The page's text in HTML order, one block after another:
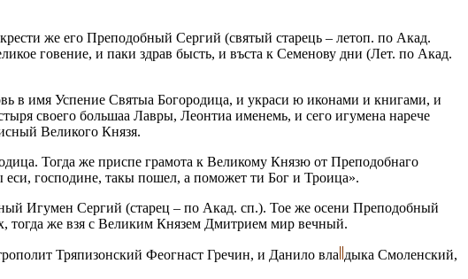
же его Преподобный Сергий (святый старець – летоп. по Акад.
говение, и паки здрав бысть, и въста к Семенову дни (Лет. по Акад.
в имя Успение Святыа Богородица, и украси ю иконами и книгами, и
своего большаа Лавры, Леонтиа именемь, и сего игумена нарече
Великого Князя.
Тогда же приспе грамота к Великому Князю от Преподобнаго
еси, господине, такы пошел, а поможет ти Бог и Троица».
Игумен Сергий (старец – по Акад. сп.). Тое же осени Преподобный
тогда же взя с Великим Князем Дмитрием мир вечный.
Тряпизонский Феогнаст Гречин, и Данило вла дыка Смоленский,